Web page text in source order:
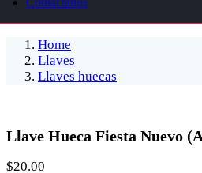
Home
Llaves
Llaves huecas
Llave Hueca Fiesta Nuevo
$20.00